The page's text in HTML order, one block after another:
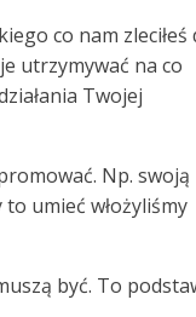
co nam zleciłeś
utrzymywać na co
Twojej
Np. swoją
umieć włożyliśmy
być. To